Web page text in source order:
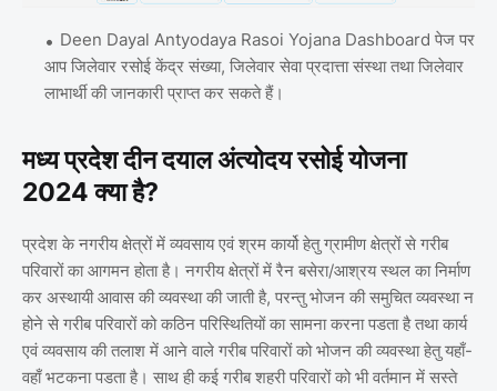
Deen Dayal Antyodaya Rasoi Yojana Dashboard पेज पर
आप जिलेवार रसोई केंद्र संख्या, जिलेवार सेवा प्रदात्ता संस्था तथा जिलेवार
लाभार्थी की जानकारी प्राप्त कर सकते हैं।
मध्य प्रदेश दीन दयाल अंत्योदय रसोई योजना
2024 क्या है?
प्रदेश के नगरीय क्षेत्रों में व्यवसाय एवं श्रम कार्यो हेतु ग्रामीण क्षेत्रों से गरीब
परिवारों का आगमन होता है। नगरीय क्षेत्रों में रैन बसेरा/आश्रय स्थल का निर्माण
कर अस्थायी आवास की व्यवस्था की जाती है, परन्तु भोजन की समुचित व्यवस्था न
होने से गरीब परिवारों को कठिन परिस्थितियों का सामना करना पडता है तथा कार्य
एवं व्यवसाय की तलाश में आने वाले गरीब परिवारों को भोजन की व्यवस्था हेतु यहाँ-
वहाँ भटकना पडता है। साथ ही कई गरीब शहरी परिवारों को भी वर्तमान में सस्ते